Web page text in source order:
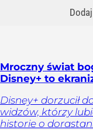
Mroczny świat
Disney+ to
Disney+ dorzucił
widzów, którzy
historie o